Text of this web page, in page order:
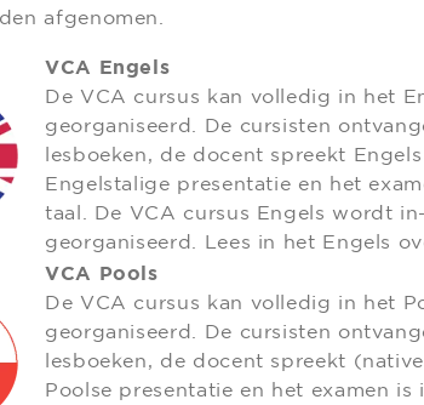
afgenomen.
VCA Engels
De VCA cursus kan volledig in het
georganiseerd. De cursisten
lesboeken, de docent spreekt
Engelstalige presentatie en het
taal. De VCA cursus Engels wordt
georganiseerd. Lees in het Engels
VCA Pools
De VCA cursus kan volledig in het
georganiseerd. De cursisten
lesboeken, de docent spreekt
Poolse presentatie en het examen is